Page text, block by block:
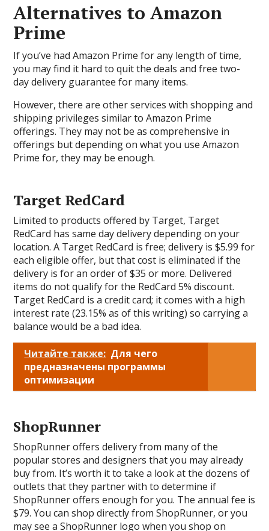
Alternatives to Amazon
Prime
If you’ve had Amazon Prime for any length of time,
you may find it hard to quit the deals and free two-
day delivery guarantee for many items.
However, there are other services with shopping and
shipping privileges similar to Amazon Prime
offerings. They may not be as comprehensive in
offerings but depending on what you use Amazon
Prime for, they may be enough.
Target RedCard
Limited to products offered by Target, Target
RedCard has same day delivery depending on your
location. A Target RedCard is free; delivery is $5.99 for
each eligible offer, but that cost is eliminated if the
delivery is for an order of $35 or more. Delivered
items do not qualify for the RedCard 5% discount.
Target RedCard is a credit card; it comes with a high
interest rate (23.15% as of this writing) so carrying a
balance would be a bad idea.
Читайте также: Для чего
предназначены программы
оптимизации
ShopRunner
ShopRunner offers delivery from many of the
popular stores and designers that you may already
buy from. It’s worth it to take a look at the dozens of
outlets that they partner with to determine if
ShopRunner offers enough for you. The annual fee is
$79. You can shop directly from ShopRunner, or you
may see a ShopRunner logo when you shop on